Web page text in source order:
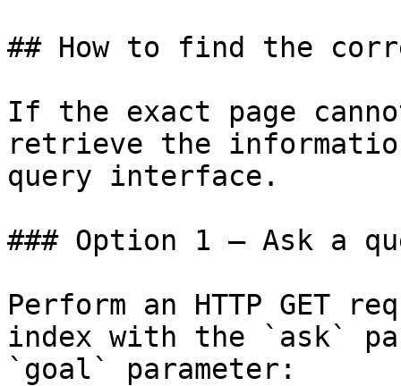
## How to find the
If the exact page
retrieve the
query interface.
### Option 1 — Ask a
Perform an HTTP GET
index with the `ask`
`goal` parameter: